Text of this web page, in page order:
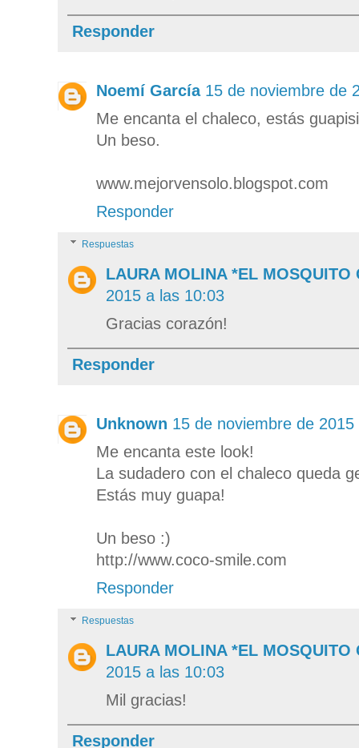
Responder
Noemí García 15 de noviembre de
Me encanta el chaleco, estás
Un beso.
www.mejorvensolo.blogspot.com
Responder
Respuestas
LAURA MOLINA *EL MOSQUITO
2015 a las 10:03
Gracias corazón!
Responder
Unknown 15 de noviembre de
Me encanta este look!
La sudadero con el chaleco queda
Estás muy guapa!
Un beso :)
http://www.coco-smile.com
Responder
Respuestas
LAURA MOLINA *EL MOSQUITO
2015 a las 10:03
Mil gracias!
Responder